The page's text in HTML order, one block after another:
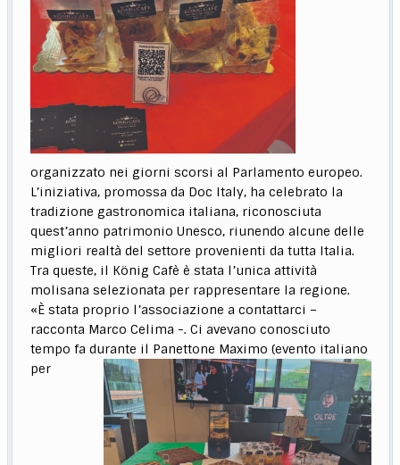
organizzato nei giorni scorsi al Parlamento europeo.
L’iniziativa, promossa da Doc Italy, ha celebrato la
tradizione gastronomica italiana, riconosciuta
quest’anno patrimonio Unesco, riunendo alcune delle
migliori realtà del settore provenienti da tutta Italia.
Tra queste, il König Cafè è stata l’unica attività
molisana selezionata per rappresentare la regione.
«È stata proprio l’associazione a contattarci –
racconta Marco Celima -. Ci avevano conosciuto
tempo fa durante il Panettone Maximo (evento italiano
per